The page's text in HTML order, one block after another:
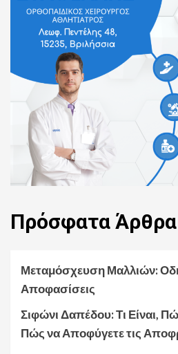
Πρόσφατα Άρθρα
Μεταμόσχευση Μαλλιών:
Αποφασίσεις
Σιφώνι Δαπέδου: Τι Είναι,
Πώς να Αποφύγετε τις